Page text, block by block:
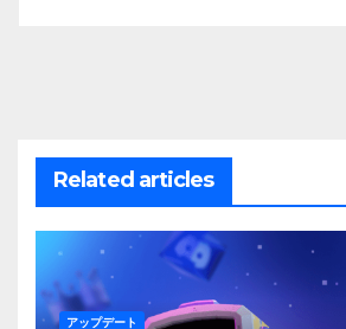
Related articles
アップデート